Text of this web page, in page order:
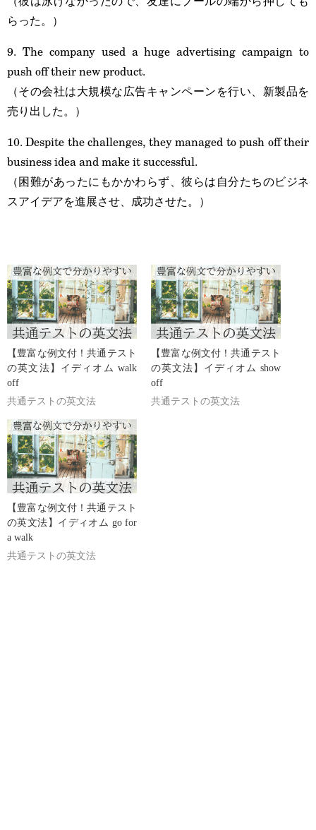
らった。）
9. The company used a huge advertising campaign to
push off their new product.
（その会社は大規模な広告キャンペーンを行い、新製品を
売り出した。）
10. Despite the challenges, they managed to push off their
business idea and make it successful.
（困難があったにもかかわらず、彼らは自分たちのビジネ
スアイデアを進展させ、成功させた。）
【豊富な例文付！共通テスト
の英文法】イディオム walk
off
共通テストの英文法
【豊富な例文付！共通テスト
の英文法】イディオム show
off
共通テストの英文法
【豊富な例文付！共通テスト
の英文法】イディオム go for
a walk
共通テストの英文法